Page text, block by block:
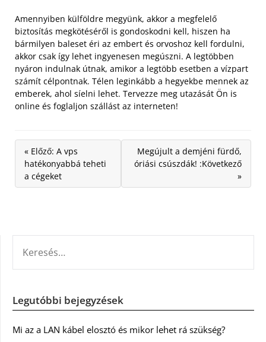
Amennyiben külföldre megyünk, akkor a megfelelő
biztosítás megkötéséről is gondoskodni kell, hiszen ha
bármilyen baleset éri az embert és orvoshoz kell fordulni,
akkor csak így lehet ingyenesen megúszni. A legtöbben
nyáron indulnak útnak, amikor a legtöbb esetben a vízpart
számít célpontnak. Télen leginkább a hegyekbe mennek az
emberek, ahol síelni lehet. Tervezze meg utazását Ön is
online és foglaljon szállást az interneten!
« Előző: A vps
hatékonyabbá teheti
a cégeket
Megújult a demjéni fürdő,
óriási csúszdák! :Következő
»
Legutóbbi bejegyzések
Mi az a LAN kábel elosztó és mikor lehet rá szükség?